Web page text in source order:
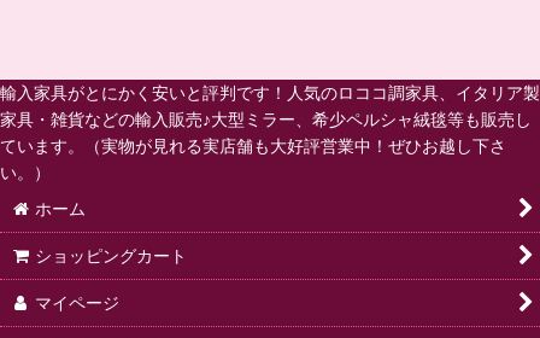
輸入家具がとにかく安いと評判です！人気のロココ調家具、イタリア製
家具・雑貨などの輸入販売♪大型ミラー、希少ペルシャ絨毯等も販売し
ています。（実物が見れる実店舗も大好評営業中！ぜひお越し下さ
い。）
ホーム
ショッピングカート
マイページ